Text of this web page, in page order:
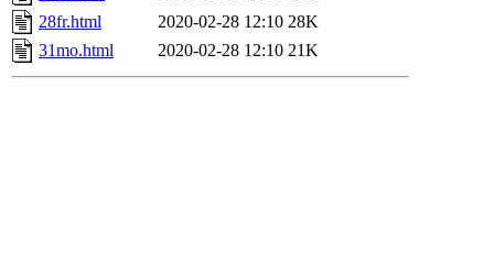
28fr.html
2020-02-28 12:10 28K
31mo.html
2020-02-28 12:10 21K